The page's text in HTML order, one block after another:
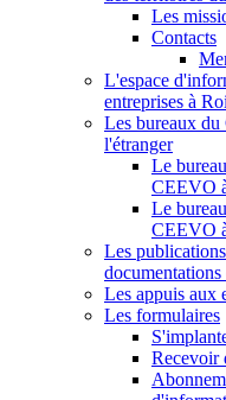
Les
Contacts
L'espace
entreprises à
Les bureaux
l'étranger
Le
CEEVO
Le
CEEVO
Les
Les appuis aux
Les formulaires
Recevoir